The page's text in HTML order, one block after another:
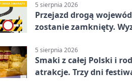
5 sierpnia 2026
Przejazd drogą
zostanie zamknięty.
5 sierpnia 2026
Smaki z całej Polski i
atrakcje. Trzy dni